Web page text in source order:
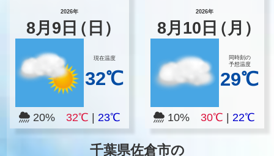
2026年
8月 9 日（日）
現在温度
32℃
20% 32℃ 23℃
2026年
8月 10 日（月）
同時刻の
予想温度
29℃
10%30℃ |22℃
千葉県佐倉市の